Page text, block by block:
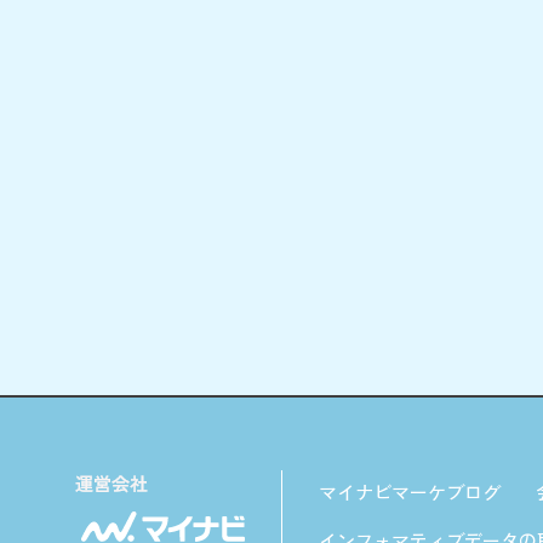
マイナビマーケブログ